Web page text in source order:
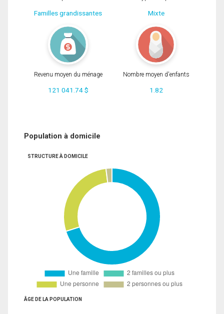
Familles grandissantes Mixte
Revenu moyen du ménage
121 041.74 $
Nombre moyen d'enfants
1.82
Population à domicile
STRUCTURE À DOMICILE
ÂGE DE LA POPULATION